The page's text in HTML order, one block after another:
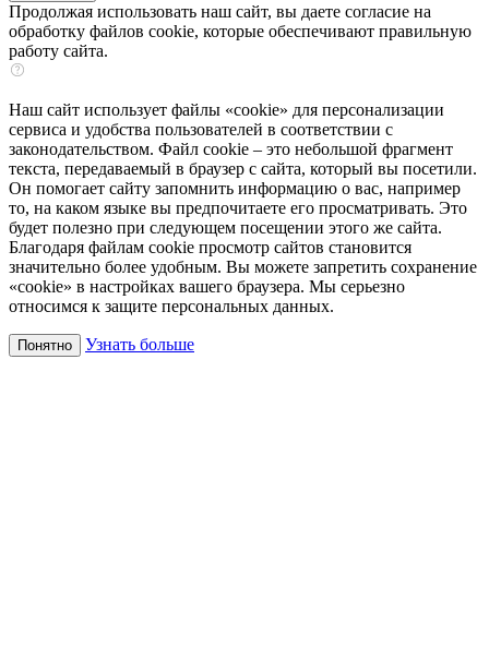
Продолжая использовать наш сайт, вы даете согласие на
обработку файлов cookie, которые обеспечивают правильную
работу сайта.
Наш сайт использует файлы «cookie» для персонализации
сервиса и удобства пользователей в соответствии с
законодательством. Файл cookie – это небольшой фрагмент
текста, передаваемый в браузер с сайта, который вы посетили.
Он помогает сайту запомнить информацию о вас, например
то, на каком языке вы предпочитаете его просматривать. Это
будет полезно при следующем посещении этого же сайта.
Благодаря файлам cookie просмотр сайтов становится
значительно более удобным. Вы можете запретить сохранение
«cookie» в настройках вашего браузера. Мы серьезно
относимся к защите персональных данных.
Понятно Узнать больше